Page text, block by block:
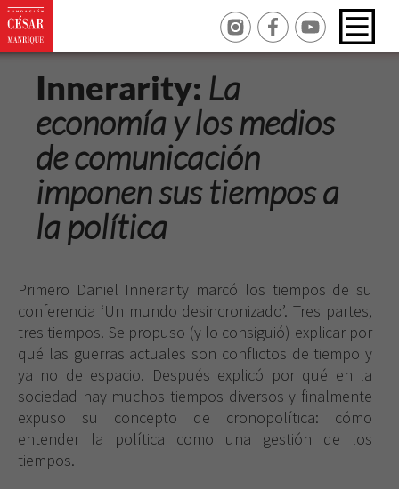
Innerarity: La
economía y los medios
de comunicación
imponen sus tiempos a
la política
Primero Daniel Innerarity marcó los tiempos de su
conferencia ‘Un mundo desincronizado’. Tres partes,
tres tiempos. Se propuso (y lo consiguió) explicar por
qué las guerras actuales son conflictos de tiempo y
ya no de espacio. Después explicó por qué en la
sociedad hay muchos tiempos diversos y finalmente
expuso su concepto de cronopolítica: cómo
entender la política como una gestión de los
tiempos.